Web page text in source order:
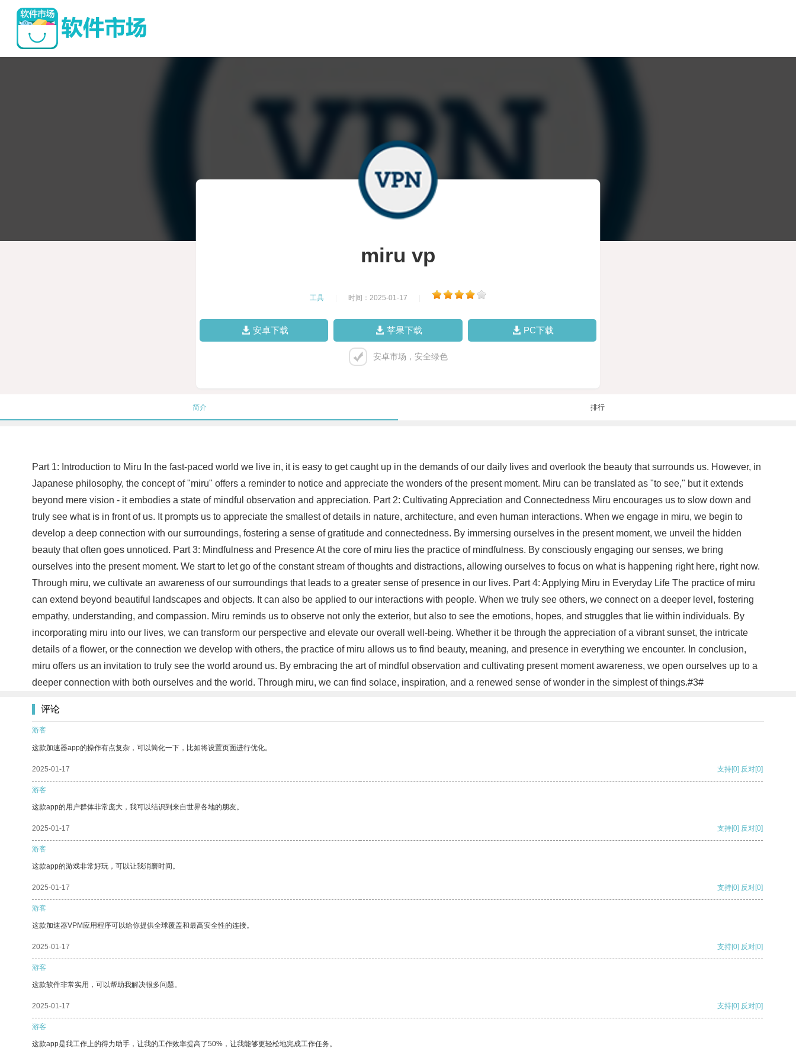
miru vp
工具 时间：2025-01-17
安卓下载 苹果下载 PC下载
安卓市场，安全绿色
简介 排行
Part 1: Introduction to Miru In the fast-paced world we live in, it is easy to get caught up in the demands of our daily lives and overlook the beauty that surrounds us. However, in
Japanese philosophy, the concept of "miru" offers a reminder to notice and appreciate the wonders of the present moment. Miru can be translated as "to see," but it extends
beyond mere vision - it embodies a state of mindful observation and appreciation. Part 2: Cultivating Appreciation and Connectedness Miru encourages us to slow down and
truly see what is in front of us. It prompts us to appreciate the smallest of details in nature, architecture, and even human interactions. When we engage in miru, we begin to
develop a deep connection with our surroundings, fostering a sense of gratitude and connectedness. By immersing ourselves in the present moment, we unveil the hidden
beauty that often goes unnoticed. Part 3: Mindfulness and Presence At the core of miru lies the practice of mindfulness. By consciously engaging our senses, we bring
ourselves into the present moment. We start to let go of the constant stream of thoughts and distractions, allowing ourselves to focus on what is happening right here, right now.
Through miru, we cultivate an awareness of our surroundings that leads to a greater sense of presence in our lives. Part 4: Applying Miru in Everyday Life The practice of miru
can extend beyond beautiful landscapes and objects. It can also be applied to our interactions with people. When we truly see others, we connect on a deeper level, fostering
empathy, understanding, and compassion. Miru reminds us to observe not only the exterior, but also to see the emotions, hopes, and struggles that lie within individuals. By
incorporating miru into our lives, we can transform our perspective and elevate our overall well-being. Whether it be through the appreciation of a vibrant sunset, the intricate
details of a flower, or the connection we develop with others, the practice of miru allows us to find beauty, meaning, and presence in everything we encounter. In conclusion,
miru offers us an invitation to truly see the world around us. By embracing the art of mindful observation and cultivating present moment awareness, we open ourselves up to a
deeper connection with both ourselves and the world. Through miru, we can find solace, inspiration, and a renewed sense of wonder in the simplest of things.#3#
评论
游客
这款加速器app的操作有点复杂，可以简化一下，比如将设置页面进行优化。
2025-01-17 支持[0] 反对[0]
游客
这款app的用户群体非常庞大，我可以结识到来自世界各地的朋友。
2025-01-17 支持[0] 反对[0]
游客
这款app的游戏非常好玩，可以让我消磨时间。
2025-01-17 支持[0] 反对[0]
游客
这款加速器VPM应用程序可以给你提供全球覆盖和最高安全性的连接。
2025-01-17 支持[0] 反对[0]
游客
这款软件非常实用，可以帮助我解决很多问题。
2025-01-17 支持[0] 反对[0]
游客
这款app是我工作上的得力助手，让我的工作效率提高了50%，让我能够更轻松地完成工作任务。